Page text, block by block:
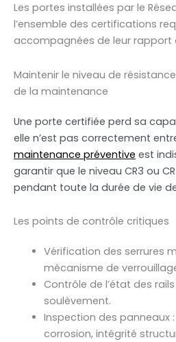
Les portes installées par le
l’ensemble des certifications
accompagnées de leur rapport
Maintenir le niveau de
de la maintenance
Une porte certifiée perd sa
elle n’est pas correctement
maintenance préventive est
garantir que le niveau CR3 ou
pendant toute la durée de vie
Les points de contrôle critiques
Vérification des serrures
mécanisme de
Contrôle de l’état des
soulèvement.
Inspection des panneaux
corrosion, intégrité